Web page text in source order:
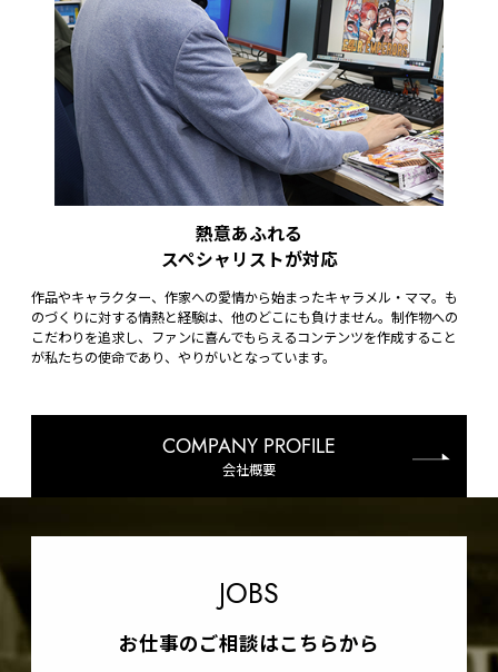
熱意あふれる
スペシャリストが対応
作品やキャラクター、作家への愛情から始まったキャラメル・ママ。も
のづくりに対する情熱と経験は、他のどこにも負けません。制作物への
こだわりを追求し、ファンに喜んでもらえるコンテンツを作成すること
が私たちの使命であり、やりがいとなっています。
COMPANY PROFILE
会社概要
JOBS
お仕事のご相談はこちらから